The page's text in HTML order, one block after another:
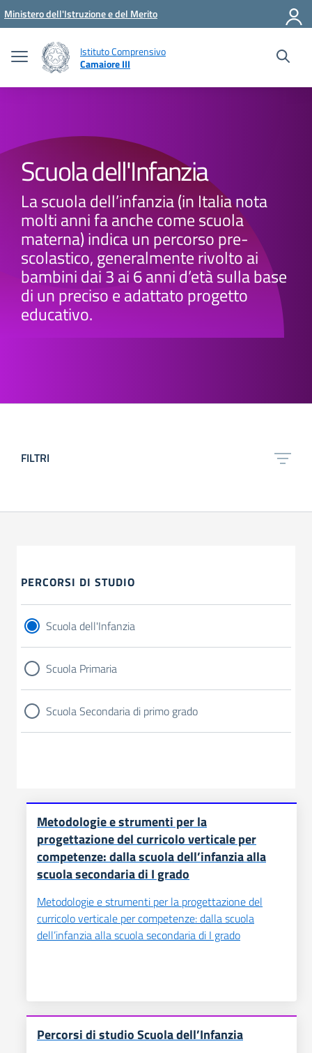
Vai ai contenuti
Vai al menu di navigazione
Vai al footer
Ministero dell'Istruzione e del Merito
Istituto Comprensivo
Camaiore III
Scuola dell'Infanzia
La scuola dell’infanzia (in Italia nota
molti anni fa anche come scuola
materna) indica un percorso pre-
scolastico, generalmente rivolto ai
bambini dai 3 ai 6 anni d’età sulla base
di un preciso e adattato progetto
educativo.
FILTRI
PERCORSI DI STUDIO
Scuola dell'Infanzia
Scuola Primaria
Scuola Secondaria di primo grado
Metodologie e strumenti per la
progettazione del curricolo verticale per
competenze: dalla scuola dell’infanzia alla
scuola secondaria di I grado
Metodologie e strumenti per la progettazione del
curricolo verticale per competenze: dalla scuola
dell’infanzia alla scuola secondaria di I grado
Percorsi di studio Scuola dell’Infanzia